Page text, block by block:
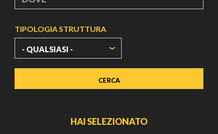
TIPOLOGIA STRUTTURA
HAI SELEZIONATO